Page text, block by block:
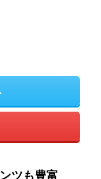
ツも豊富